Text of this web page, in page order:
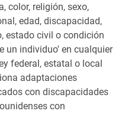
color, religión, sexo,
edad, discapacidad,
estado civil o condición
un individuo' en cualquier
federal, estatal o local
adaptaciones
con discapacidades
con